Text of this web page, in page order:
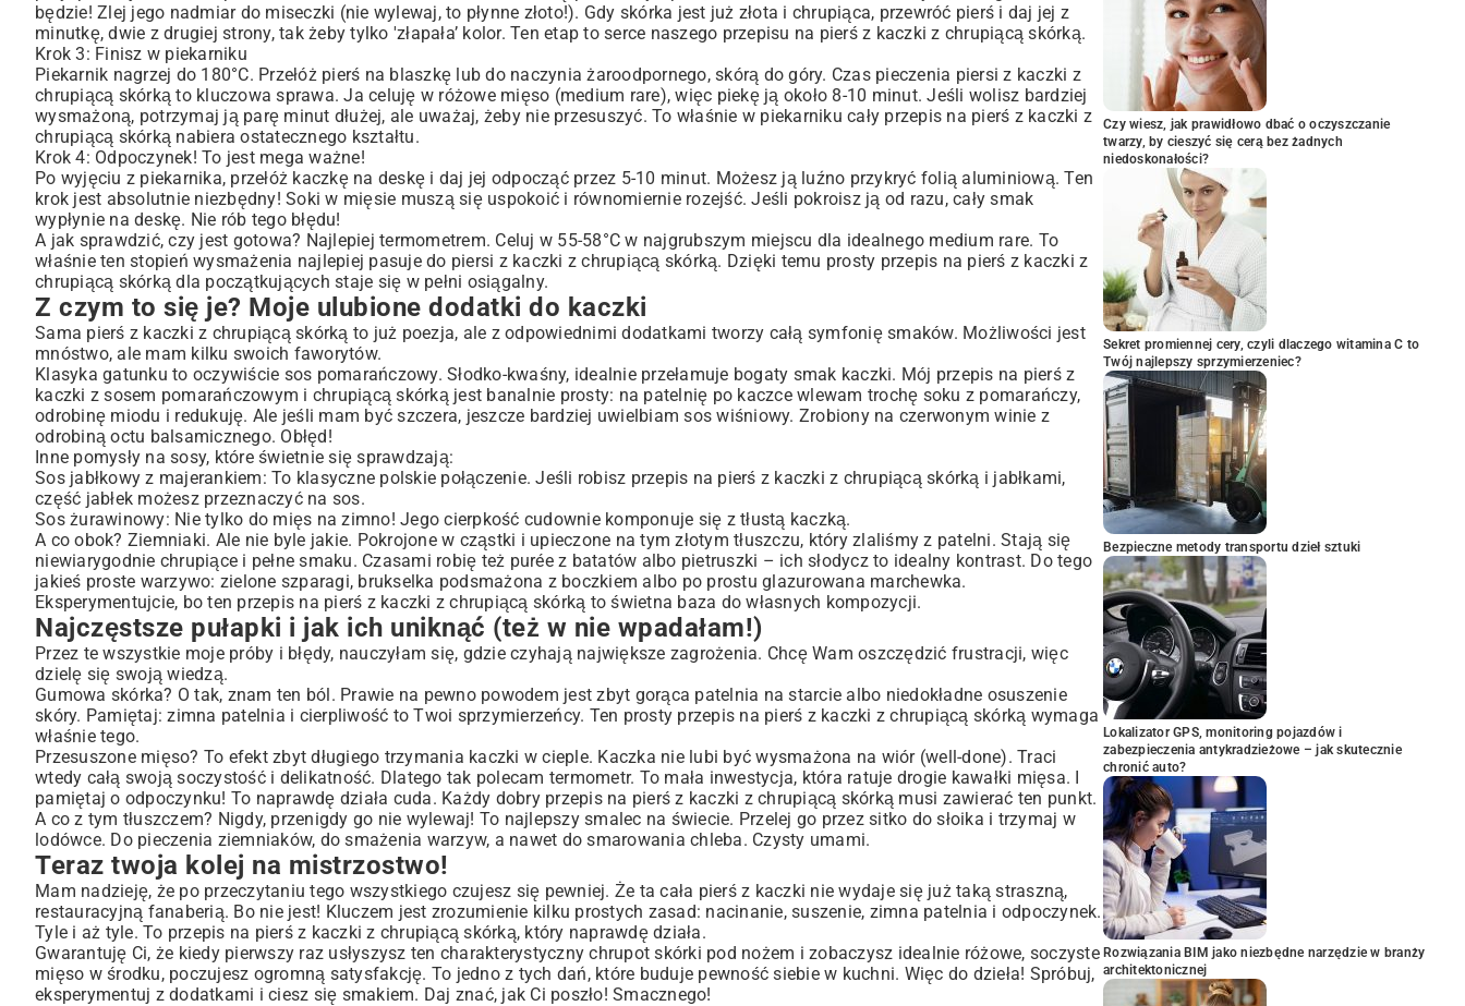
będzie! Zlej jego nadmiar do miseczki (nie wylewaj, to płynne złoto!). Gdy skórka jest już złota i chrupiąca, przewróć pierś i daj jej z
minutkę, dwie z drugiej strony, tak żeby tylko 'złapała’ kolor. Ten etap to serce naszego przepisu na pierś z kaczki z chrupiącą skórką.
Krok 3: Finisz w piekarniku
Piekarnik nagrzej do 180°C. Przełóż pierś na blaszkę lub do naczynia żaroodpornego, skórą do góry. Czas pieczenia piersi z kaczki z
chrupiącą skórką to kluczowa sprawa. Ja celuję w różowe mięso (medium rare), więc piekę ją około 8-10 minut. Jeśli wolisz bardziej
wysmażoną, potrzymaj ją parę minut dłużej, ale uważaj, żeby nie przesuszyć. To właśnie w piekarniku cały przepis na pierś z kaczki z
chrupiącą skórką nabiera ostatecznego kształtu.
Krok 4: Odpoczynek! To jest mega ważne!
Po wyjęciu z piekarnika, przełóż kaczkę na deskę i daj jej odpocząć przez 5-10 minut. Możesz ją luźno przykryć folią aluminiową. Ten
krok jest absolutnie niezbędny! Soki w mięsie muszą się uspokoić i równomiernie rozejść. Jeśli pokroisz ją od razu, cały smak
wypłynie na deskę. Nie rób tego błędu!
A jak sprawdzić, czy jest gotowa? Najlepiej termometrem. Celuj w 55-58°C w najgrubszym miejscu dla idealnego medium rare. To
właśnie ten stopień wysmażenia najlepiej pasuje do piersi z kaczki z chrupiącą skórką. Dzięki temu prosty przepis na pierś z kaczki z
chrupiącą skórką dla początkujących staje się w pełni osiągalny.
Z czym to się je? Moje ulubione dodatki do kaczki
Sama pierś z kaczki z chrupiącą skórką to już poezja, ale z odpowiednimi dodatkami tworzy całą symfonię smaków. Możliwości jest
mnóstwo, ale mam kilku swoich faworytów.
Klasyka gatunku to oczywiście sos pomarańczowy. Słodko-kwaśny, idealnie przełamuje bogaty smak kaczki. Mój przepis na pierś z
kaczki z sosem pomarańczowym i chrupiącą skórką jest banalnie prosty: na patelnię po kaczce wlewam trochę soku z pomarańczy,
odrobinę miodu i redukuję. Ale jeśli mam być szczera, jeszcze bardziej uwielbiam sos wiśniowy. Zrobiony na czerwonym winie z
odrobiną octu balsamicznego. Obłęd!
Inne pomysły na sosy, które świetnie się sprawdzają:
Sos jabłkowy z majerankiem: To klasyczne polskie połączenie. Jeśli robisz przepis na pierś z kaczki z chrupiącą skórką i jabłkami,
część jabłek możesz przeznaczyć na sos.
Sos żurawinowy: Nie tylko do mięs na zimno! Jego cierpkość cudownie komponuje się z tłustą kaczką.
A co obok? Ziemniaki. Ale nie byle jakie. Pokrojone w cząstki i upieczone na tym złotym tłuszczu, który zlaliśmy z patelni. Stają się
niewiarygodnie chrupiące i pełne smaku. Czasami robię też purée z batatów albo pietruszki – ich słodycz to idealny kontrast. Do tego
jakieś proste warzywo: zielone szparagi, brukselka podsmażona z boczkiem albo po prostu glazurowana marchewka.
Eksperymentujcie, bo ten przepis na pierś z kaczki z chrupiącą skórką to świetna baza do własnych kompozycji.
Najczęstsze pułapki i jak ich uniknąć (też w nie wpadałam!)
Przez te wszystkie moje próby i błędy, nauczyłam się, gdzie czyhają największe zagrożenia. Chcę Wam oszczędzić frustracji, więc
dzielę się swoją wiedzą.
Gumowa skórka? O tak, znam ten ból. Prawie na pewno powodem jest zbyt gorąca patelnia na starcie albo niedokładne osuszenie
skóry. Pamiętaj: zimna patelnia i cierpliwość to Twoi sprzymierzeńcy. Ten prosty przepis na pierś z kaczki z chrupiącą skórką wymaga
właśnie tego.
Przesuszone mięso? To efekt zbyt długiego trzymania kaczki w cieple. Kaczka nie lubi być wysmażona na wiór (well-done). Traci
wtedy całą swoją soczystość i delikatność. Dlatego tak polecam termometr. To mała inwestycja, która ratuje drogie kawałki mięsa. I
pamiętaj o odpoczynku! To naprawdę działa cuda. Każdy dobry przepis na pierś z kaczki z chrupiącą skórką musi zawierać ten punkt.
A co z tym tłuszczem? Nigdy, przenigdy go nie wylewaj! To najlepszy smalec na świecie. Przelej go przez sitko do słoika i trzymaj w
lodówce. Do pieczenia ziemniaków, do smażenia warzyw, a nawet do smarowania chleba. Czysty umami.
Teraz twoja kolej na mistrzostwo!
Mam nadzieję, że po przeczytaniu tego wszystkiego czujesz się pewniej. Że ta cała pierś z kaczki nie wydaje się już taką straszną,
restauracyjną fanaberią. Bo nie jest! Kluczem jest zrozumienie kilku prostych zasad: nacinanie, suszenie, zimna patelnia i odpoczynek.
Tyle i aż tyle. To przepis na pierś z kaczki z chrupiącą skórką, który naprawdę działa.
Gwarantuję Ci, że kiedy pierwszy raz usłyszysz ten charakterystyczny chrupot skórki pod nożem i zobaczysz idealnie różowe, soczyste
mięso w środku, poczujesz ogromną satysfakcję. To jedno z tych dań, które buduje pewność siebie w kuchni. Więc do dzieła! Spróbuj,
eksperymentuj z dodatkami i ciesz się smakiem. Daj znać, jak Ci poszło! Smacznego!
Czy wiesz, jak prawidłowo dbać o oczyszczanie
twarzy, by cieszyć się cerą bez żadnych
niedoskonałości?
Sekret promiennej cery, czyli dlaczego witamina C to
Twój najlepszy sprzymierzeniec?
Bezpieczne metody transportu dzieł sztuki
Lokalizator GPS, monitoring pojazdów i
zabezpieczenia antykradzieżowe – jak skutecznie
chronić auto?
Rozwiązania BIM jako niezbędne narzędzie w branży
architektonicznej